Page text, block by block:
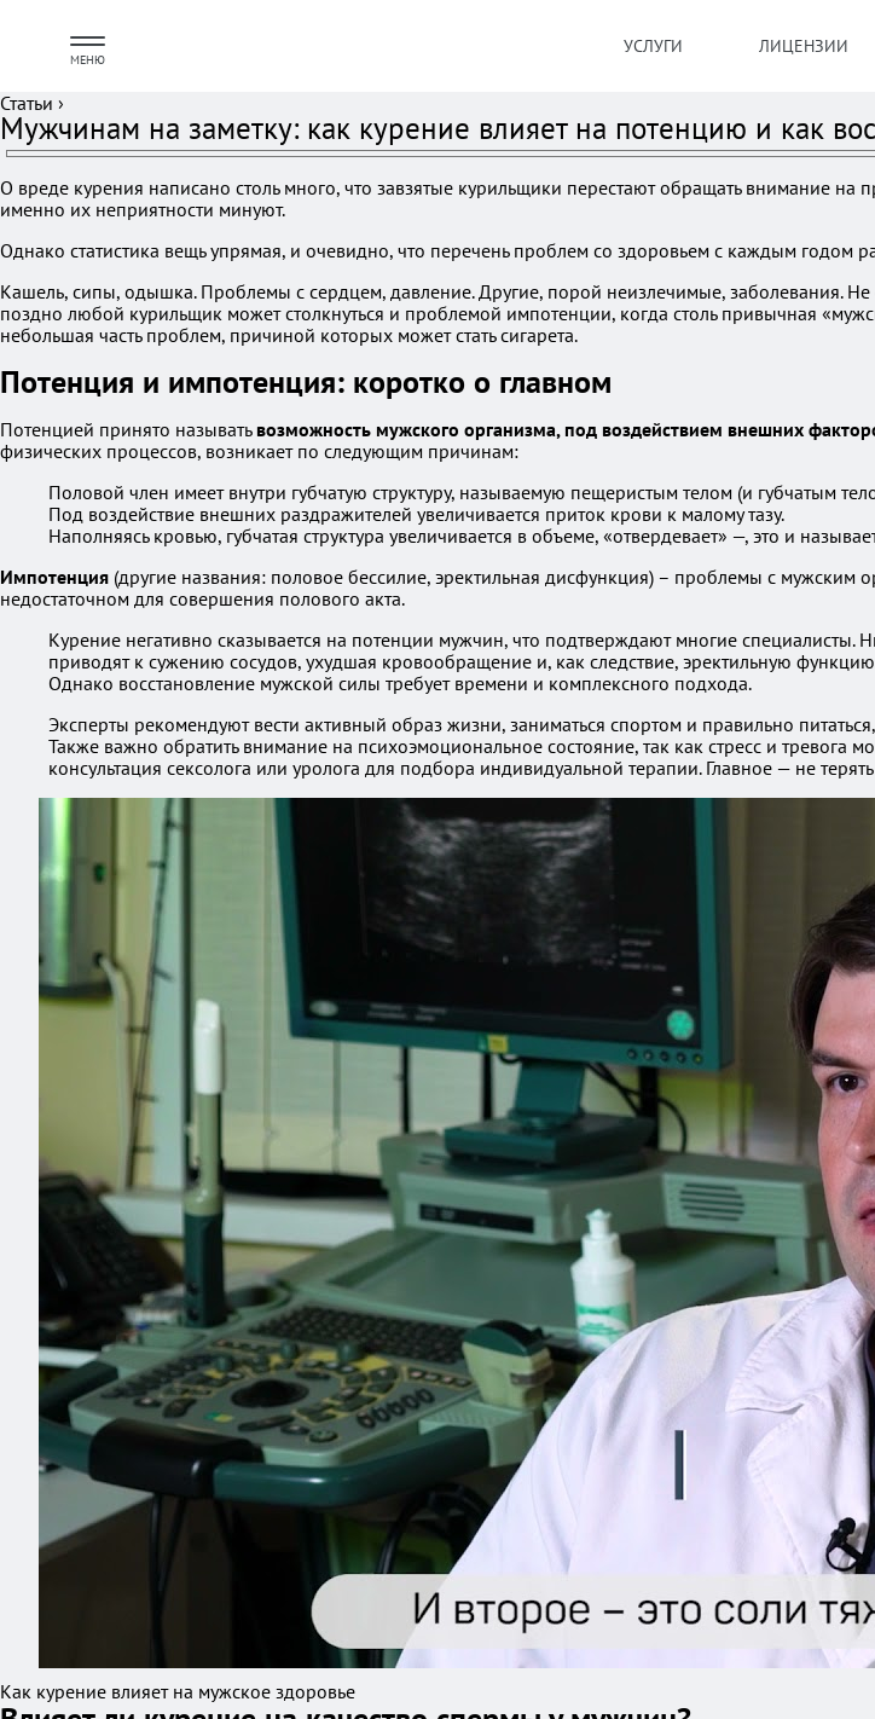
МЕНЮ
УСЛУГИ ЛИЦЕНЗИИ
Статьи ›
Мужчинам на заметку: как курение влияет на потенцию и как
О вреде курения написано столь много, что завзятые курильщики перестают обращать внимание
именно их неприятности минуют.
Однако статистика вещь упрямая, и очевидно, что перечень проблем со здоровьем с каждым годом
Кашель, сипы, одышка. Проблемы с сердцем, давление. Другие, порой неизлечимые, заболевания. Не
поздно любой курильщик может столкнуться и проблемой импотенции, когда столь привычная
небольшая часть проблем, причиной которых может стать сигарета.
Потенция и импотенция: коротко о главном
Потенцией принято называть возможность мужского организма, под воздействием внешних
физических процессов, возникает по следующим причинам:
Половой член имеет внутри губчатую структуру, называемую пещеристым телом (и губчатым
Под воздействие внешних раздражителей увеличивается приток крови к малому тазу.
Наполняясь кровью, губчатая структура увеличивается в объеме, «отвердевает» —, это и
Импотенция (другие названия: половое бессилие, эректильная дисфункция) – проблемы с мужским
недостаточном для совершения полового акта.
Курение негативно сказывается на потенции мужчин, что подтверждают многие
приводят к сужению сосудов, ухудшая кровообращение и, как следствие, эректильную
Однако восстановление мужской силы требует времени и комплексного подхода.
Эксперты рекомендуют вести активный образ жизни, заниматься спортом и правильно
Также важно обратить внимание на психоэмоциональное состояние, так как стресс и тревога
консультация сексолога или уролога для подбора индивидуальной терапии. Главное — не
Как курение влияет на мужское здоровье